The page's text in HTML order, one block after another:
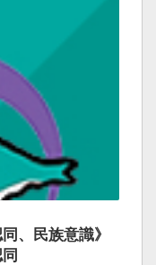
、民族意識》